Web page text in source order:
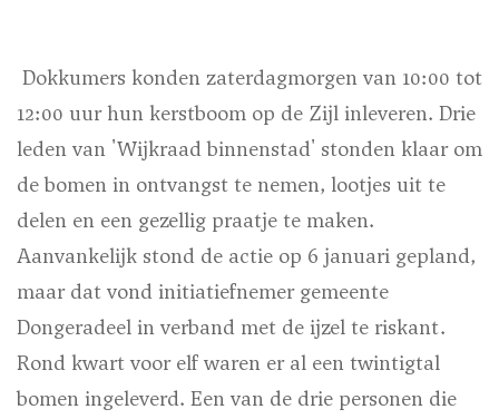
Dokkumers konden zaterdagmorgen van 10:00 tot
12:00 uur hun kerstboom op de Zijl inleveren. Drie
leden van 'Wijkraad binnenstad' stonden klaar om
de bomen in ontvangst te nemen, lootjes uit te
delen en een gezellig praatje te maken.
Aanvankelijk stond de actie op 6 januari gepland,
maar dat vond initiatiefnemer gemeente
Dongeradeel in verband met de ijzel te riskant.
Rond kwart voor elf waren er al een twintigtal
bomen ingeleverd. Een van de drie personen die